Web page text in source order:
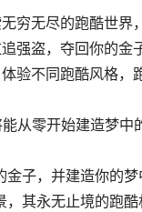
穷无尽的跑酷世界
强盗，夺回你的金子
验不同跑酷风格，
从零开始建造梦
子，并建造你的梦
其永无止境的跑酷